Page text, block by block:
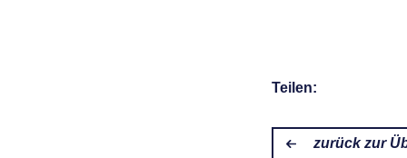
Teilen:
zurück zur